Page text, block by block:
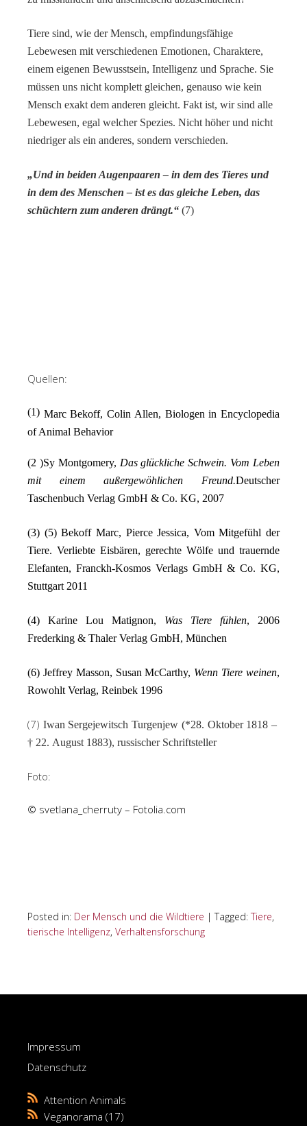
Tiere sind, wie der Mensch, empfindungsfähige
Lebewesen mit verschiedenen Emotionen, Charaktere,
einem eigenen Bewusstsein, Intelligenz und Sprache. Sie
müssen uns nicht komplett gleichen, genauso wie kein
Mensch exakt dem anderen gleicht. Fakt ist, wir sind alle
Lebewesen, egal welcher Spezies. Nicht höher und nicht
niedriger als ein anderes, sondern verschieden.
„Und in beiden Augenpaaren – in dem des Tieres und
in dem des Menschen – ist es das gleiche Leben, das
schüchtern zum anderen drängt.“ (7)
Quellen:
(1) Marc Bekoff, Colin Allen, Biologen in Encyclopedia
of Animal Behavior
(2 )Sy Montgomery, Das glückliche Schwein. Vom Leben
mit einem außergewöhlichen Freund.Deutscher
Taschenbuch Verlag GmbH & Co. KG, 2007
(3) (5)Bekoff Marc, Pierce Jessica, Vom Mitgefühl der
Tiere. Verliebte Eisbären, gerechte Wölfe und trauernde
Elefanten, Franckh-Kosmos Verlags GmbH & Co. KG,
Stuttgart 2011
(4) Karine Lou Matignon, Was Tiere fühlen, 2006
Frederking & Thaler Verlag GmbH, München
(6) Jeffrey Masson, Susan McCarthy, Wenn Tiere weinen,
Rowohlt Verlag, Reinbek 1996
(7) Iwan Sergejewitsch Turgenjew (*28. Oktober 1818 –
† 22. August 1883), russischer Schriftsteller
Foto:
© svetlana_cherruty – Fotolia.com
Posted in: Der Mensch und die Wildtiere |Tagged:Tiere,
tierische Intelligenz, Verhaltensforschung
Impressum
Datenschutz
Attention Animals
Veganorama (17)